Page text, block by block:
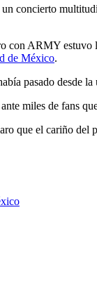
concierto
con ARMY
de México.
pasado desde
miles de fans
que el cariño del